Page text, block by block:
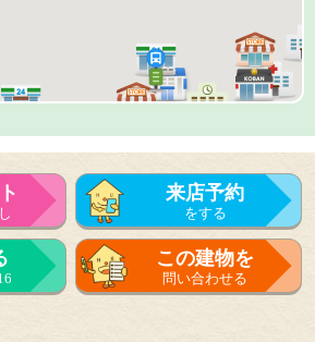
来店予約
をする
来店予約
をする
この建物を
問い合わせる